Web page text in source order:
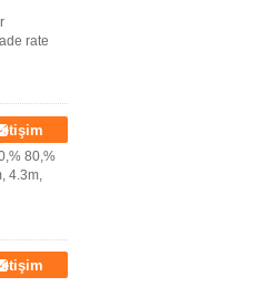
rate
80,%
4.3m,